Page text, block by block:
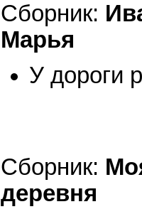
Сборник:
Марья
У дороги
Сборник:
деревня